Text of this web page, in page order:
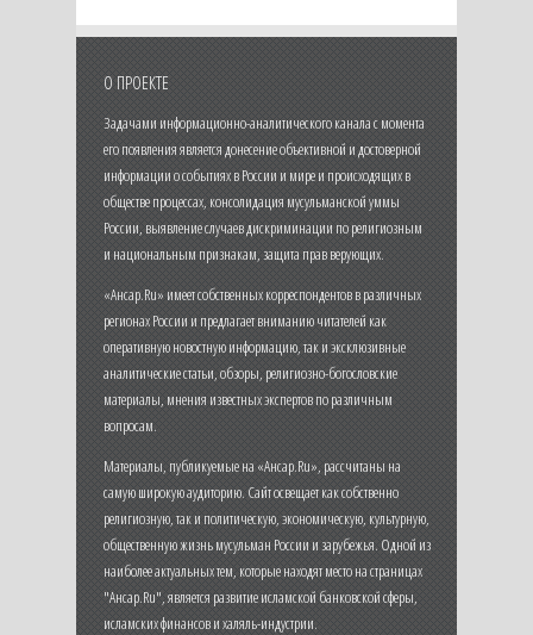
О ПРОЕКТЕ
Задачами информационно-аналитического канала с момента
его появления является донесение объективной и достоверной
информации о событиях в России и мире и происходящих в
обществе процессах, консолидация мусульманской уммы
России, выявление случаев дискриминации по религиозным
и национальным признакам, защита прав верующих.
«Ансар.Ru» имеет собственных корреспондентов в различных
регионах России и предлагает вниманию читателей как
оперативную новостную информацию, так и эксклюзивные
аналитические статьи, обзоры, религиозно-богословские
материалы, мнения известных экспертов по различным
вопросам.
Материалы, публикуемые на «Ансар.Ru», рассчитаны на
самую широкую аудиторию. Сайт освещает как собственно
религиозную, так и политическую, экономическую, культурную,
общественную жизнь мусульман России и зарубежья. Одной из
наиболее актуальных тем, которые находят место на страницах
"Ансар.Ru", является развитие исламской банковской сферы,
исламских финансов и халяль-индустрии.